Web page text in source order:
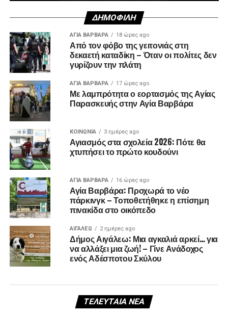
ΔΗΜΟΦΙΛΉ
ΑΓΙΑ ΒΑΡΒΑΡΑ 18 ώρες ago
Από τον φόβο της γειτονιάς στη
δεκαετή καταδίκη – Όταν οι πολίτες δεν
γυρίζουν την πλάτη
ΑΓΙΑ ΒΑΡΒΑΡΑ 17 ώρες ago
Με λαμπρότητα ο εορτασμός της Αγίας
Παρασκευής στην Αγία Βαρβάρα
ΚΟΙΝΩΝΊΑ 3 ημέρες ago
Αγιασμός στα σχολεία 2026: Πότε θα
χτυπήσει το πρώτο κουδούνι
ΑΓΙΑ ΒΑΡΒΑΡΑ 16 ώρες ago
Αγία Βαρβάρα: Προχωρά το νέο
πάρκινγκ – Τοποθετήθηκε η επίσημη
πινακίδα στο οικόπεδο
ΑΙΓΑΛΕΩ 2 ημέρες ago
Δήμος Αιγάλεω: Μια αγκαλιά αρκεί… για
να αλλάξει μια ζωή! – Γίνε Ανάδοχος
ενός Αδέσποτου Σκύλου
ΤΕΛΕΥΤΑΊΑ ΝΈΑ